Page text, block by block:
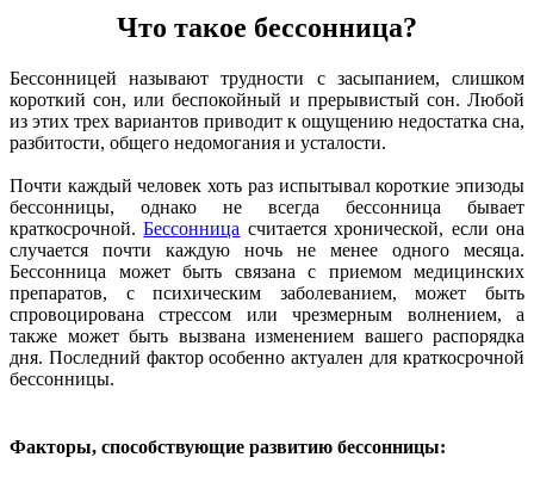
Что такое бессонница?
Бессонницей называют трудности с засыпанием, слишком
короткий сон, или беспокойный и прерывистый сон. Любой
из этих трех вариантов приводит к ощущению недостатка сна,
разбитости, общего недомогания и усталости.
Почти каждый человек хоть раз испытывал короткие эпизоды
бессонницы, однако не всегда бессонница бывает
краткосрочной.Бессонница считается хронической, если она
случается почти каждую ночь не менее одного месяца.
Бессонница может быть связана с приемом медицинских
препаратов, с психическим заболеванием, может быть
спровоцирована стрессом или чрезмерным волнением, а
также может быть вызвана изменением вашего распорядка
дня. Последний фактор особенно актуален для краткосрочной
бессонницы.
Факторы, способствующие развитию бессонницы: